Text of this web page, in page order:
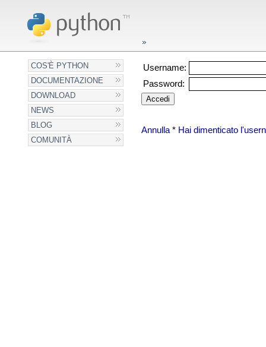
COS'È PYTHON
DOCUMENTAZIONE
DOWNLOAD
NEWS
BLOG
COMUNITÀ
Username:
Password:
Annulla* Hai dimenticato